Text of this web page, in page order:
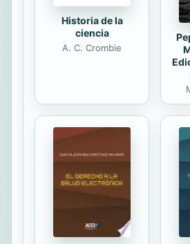
Historia de la
ciencia
A. C. Crombie